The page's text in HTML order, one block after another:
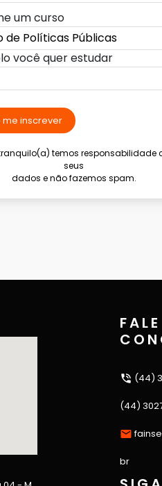
um curso
você quer estudar
me inscrever
temos responsabilidade
seus
dados e não fazemos spam.
FALE
(44)
(44)
br